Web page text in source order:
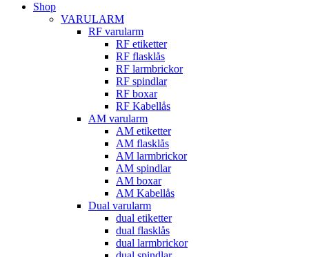
Shop
VARULARM
RF varularm
RF etiketter
RF flasklås
RF larmbrickor
RF spindlar
RF boxar
RF Kabellås
AM varularm
AM etiketter
AM flasklås
AM larmbrickor
AM spindlar
AM boxar
AM Kabellås
Dual varularm
dual etiketter
dual flasklås
dual larmbrickor